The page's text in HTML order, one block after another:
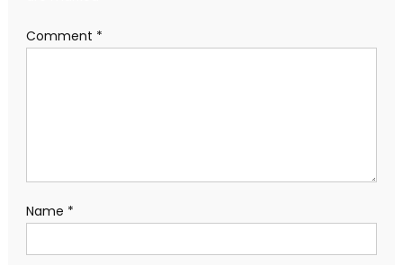
Comment *
Name *